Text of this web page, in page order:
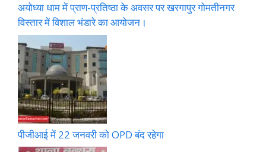
अयोध्या धाम में प्राण-प्रतिष्ठा के अवसर पर खरगापुर गोमतीनगर
विस्तार में विशाल भंडारे का आयोजन।
पीजीआई में 22 जनवरी को OPD बंद रहेगा